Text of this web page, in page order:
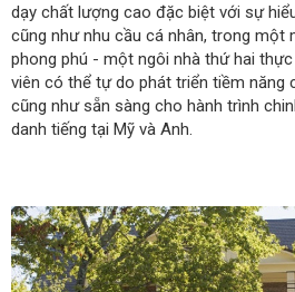
dạy chất lượng cao đặc biệt với sự
cũng như nhu cầu cá nhân, trong một
phong phú - một ngôi nhà thứ hai
viên có thể tự do phát triển tiềm năng
cũng như sẵn sàng cho hành trình
danh tiếng tại Mỹ và Anh.